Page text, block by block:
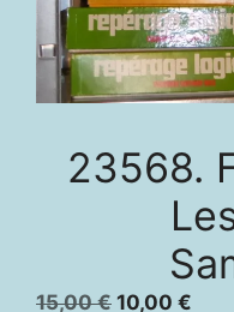
23568.
15,00€ Le
10,00 €